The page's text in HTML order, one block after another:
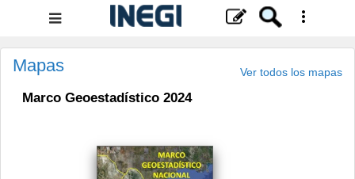
Menú
navegación
Mapas Ver todos los mapas
Marco Geoestadístico 2024